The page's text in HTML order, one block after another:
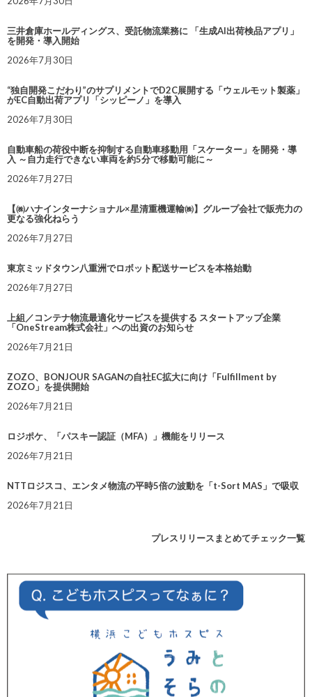
三井倉庫ホールディングス、受託物流業務に 「生成AI出荷検品アプリ」
を開発・導入開始
2026年7月30日
“独自開発こだわり”のサプリメントでD2C展開する「ウェルモット製薬」
がEC自動出荷アプリ「シッピーノ」を導入
2026年7月30日
自動車船の荷役中断を抑制する自動車移動用「スケーター」を開発・導
入 ～自力走行できない車両を約5分で移動可能に～
2026年7月27日
【㈱ハナインターナショナル×星清重機運輸㈱】グループ会社で販売力の
更なる強化ねらう
2026年7月27日
東京ミッドタウン八重洲でロボット配送サービスを本格始動
2026年7月27日
上組／コンテナ物流最適化サービスを提供する スタートアップ企業
「OneStream株式会社」への出資のお知らせ
2026年7月21日
ZOZO、BONJOUR SAGANの自社EC拡大に向け「Fulfillment by
ZOZO」を提供開始
2026年7月21日
ロジポケ、「パスキー認証（MFA）」機能をリリース
2026年7月21日
NTTロジスコ、エンタメ物流の平時5倍の波動を「t-Sort MAS」で吸収
2026年7月21日
プレスリリースまとめてチェック一覧